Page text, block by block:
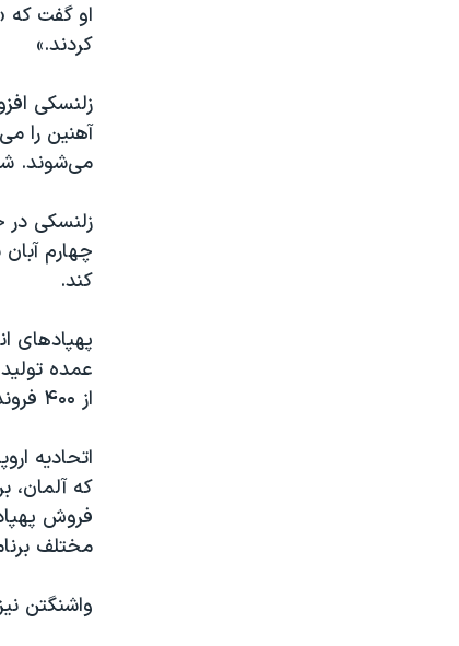
کردند.»
زلنسکی
آهنین را
می‌شوند.
زلنسکی در
چهارم
کند.
عمده
از ۴۰۰ فروند از این پرنده‌ها در حملات هوایی خود علیه اوکراین استفاده کرده است.
اتحادیه
که آلمان،
مختلف
واشنگتن